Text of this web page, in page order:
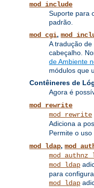
mod_include
Suporte para
padrão.
mod_cgi,
A tradução
cabeçalho.
de Ambiente
módulos que
Contêineres de
Agora é
mod_rewrite
mod_rewrite
Adiciona a
Permite o
mod_ldap,
mod_ldap
para
mod_ldap